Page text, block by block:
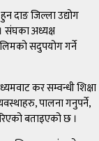
दाङ जिल्ला उद्योग
संघका अध्यक्ष
सदुपयोग गर्ने
कर सम्वन्धी शिक्षा
पालना गनुपर्ने,
बताइएको छ ।